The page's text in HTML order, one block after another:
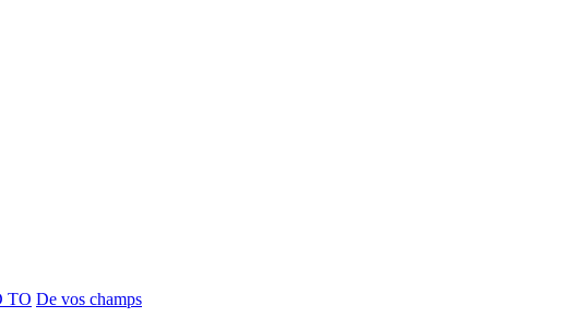
TO De vos champs